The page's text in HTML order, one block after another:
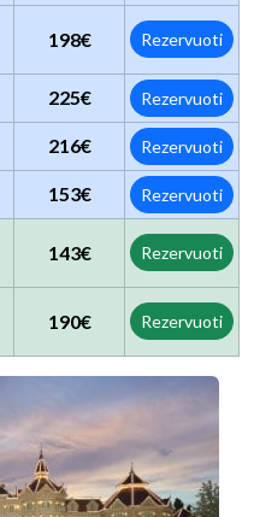
198€ Rezervuoti
225€ Rezervuoti
216€ Rezervuoti
153€ Rezervuoti
143€ Rezervuoti
190€ Rezervuoti